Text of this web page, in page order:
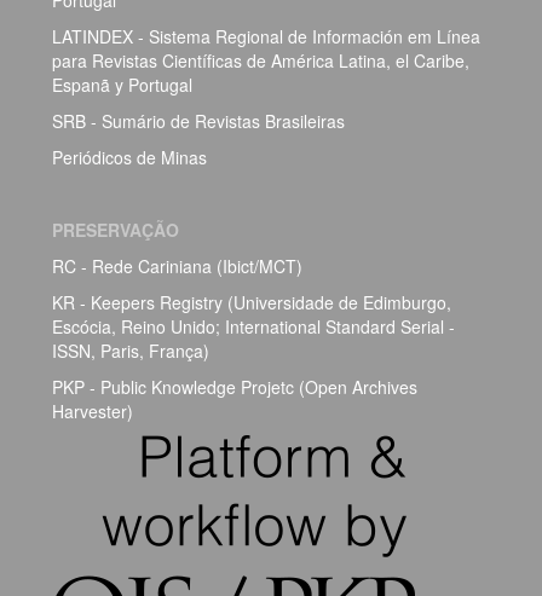
LATINDEX - Sistema Regional de Información em Línea
para Revistas Científicas de América Latina, el Caribe,
Espanã y Portugal
SRB - Sumário de Revistas Brasileiras
Periódicos de Minas
PRESERVAÇÃO
RC - Rede Cariniana (Ibict/MCT)
KR - Keepers Registry (Universidade de Edimburgo,
Escócia, Reino Unido; International Standard Serial -
ISSN, Paris, França)
PKP - Public Knowledge Projetc (Open Archives
Harvester)